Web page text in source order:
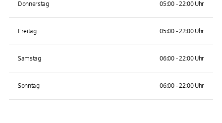
Donnerstag 05:00 - 22:00 Uhr
Freitag 05:00 - 22:00 Uhr
Samstag 06:00 - 22:00 Uhr
Sonntag 06:00 - 22:00 Uhr